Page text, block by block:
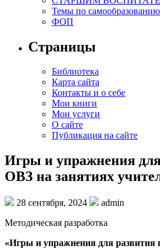
Темы по самообразованию
ФОП
Страницы
Библиотека
Карта сайта
Контакты и о себе
Мои книги
Мои услуги
О сайте
Публикация на сайте
Игры и упражнения
ОВЗ на занятиях
28 сентября, 2024
admin
Методическая разработка
«Игры и упражнения для развития